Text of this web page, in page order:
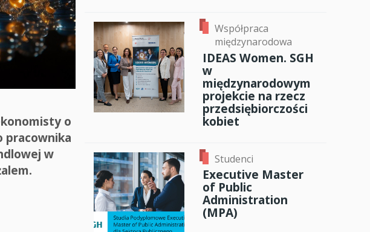
o
pracownika
w
Współpraca
międzynarodowa
IDEAS Women. SGH
w
międzynarodowym
projekcie na rzecz
przedsiębiorczości
kobiet
Studenci
Executive Master
of Public
Administration
(MPA)